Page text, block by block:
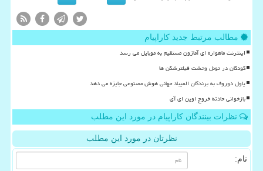
مطالب مرتبط جدید کاراپیام
اینترنت ماهواره ای آمازون مستقیم به موبایل می رسد
کودکان در تونل وحشت فیلترشکن ها
پاول دوروف به برندگان المپیاد جهانی هوش مصنوعی جایزه می دهد
بازخوانی حادثه خروج اوپن ای آی
نظرات بینندگان کاراپیام در مورد این مطلب
نظرتان در مورد این مطلب
نام: